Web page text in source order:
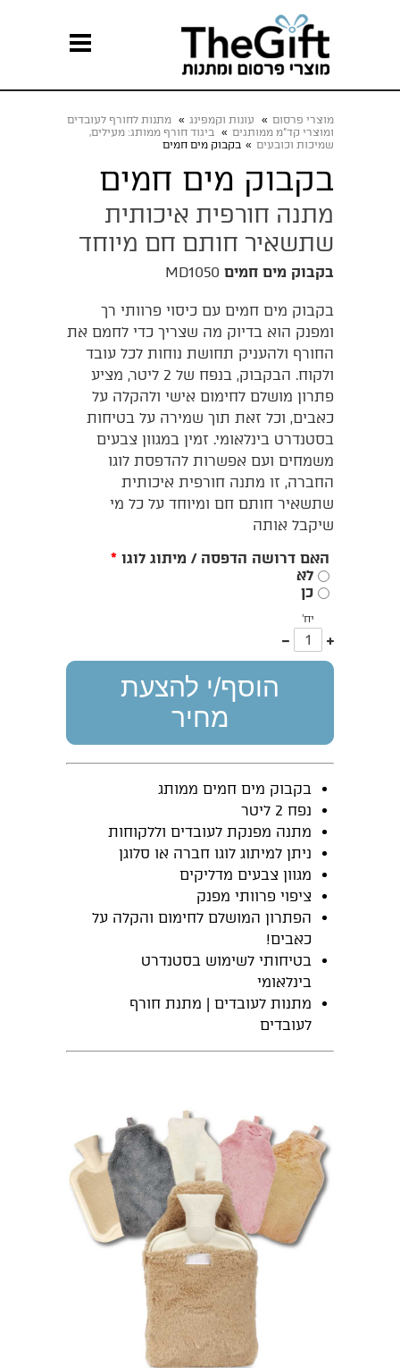
מוצרי פרסום » עונות וקמפינג » מתנות לחורף לעובדים
ומוצרי קד"מ ממותגים » ביגוד חורף ממותג: מעילים,
שמיכות וכובעים » בקבוק מים חמים
בקבוק מים חמים
מתנה חורפית איכותית
שתשאיר חותם חם מיוחד
בקבוק מים חמים MD1050
בקבוק מים חמים עם כיסוי פרוותי רך
ומפנק הוא בדיוק מה שצריך כדי לחמם את
החורף ולהעניק תחושת נוחות לכל עובד
ולקוח. הבקבוק, בנפח של 2 ליטר, מציע
פתרון מושלם לחימום אישי ולהקלה על
כאבים, וכל זאת תוך שמירה על בטיחות
בסטנדרט בינלאומי. זמין במגוון צבעים
משמחים ועם אפשרות להדפסת לוגו
החברה, זו מתנה חורפית איכותית
שתשאיר חותם חם ומיוחד על כל מי
שיקבל אותה
האם דרושה הדפסה / מיתוג לוגו *
לא
כן
יח'
עוד
אחד
הוסף/י להצעת
מחיר
בקבוק מים חמים ממותג
נפח 2 ליטר
מתנה מפנקת לעובדים וללקוחות
ניתן למיתוג לוגו חברה או סלוגן
מגוון צבעים מדליקים
ציפוי פרוותי מפנק
הפתרון המושלם לחימום והקלה על
כאבים!
בטיחותי לשימוש בסטנדרט
בינלאומי
מתנות לעובדים | מתנת חורף
לעובדים